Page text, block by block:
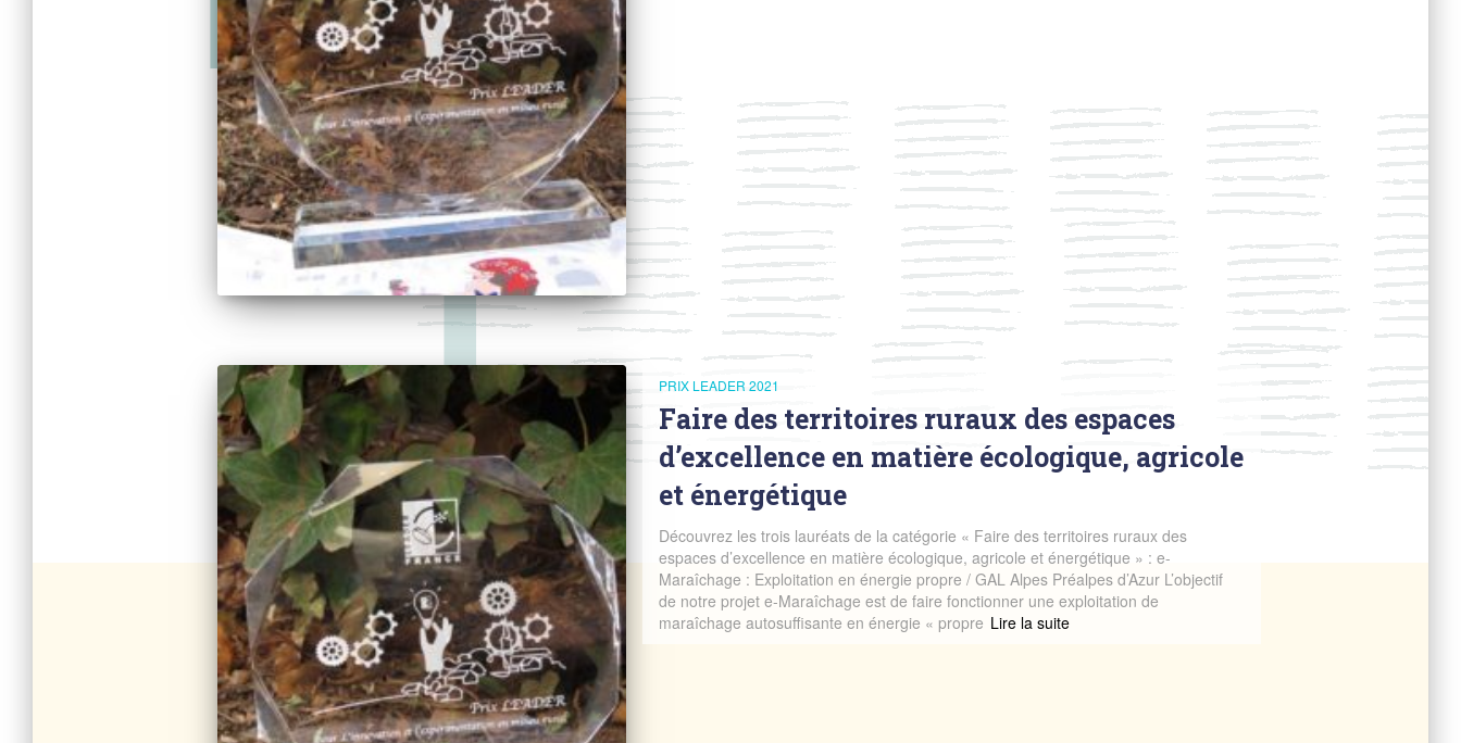
PRIX LEADER 2021
Faire des territoires ruraux des espaces
d’excellence en matière écologique, agricole
et énergétique
Découvrez les trois lauréats de la catégorie « Faire des territoires ruraux des
espaces d’excellence en matière écologique, agricole et énergétique » : e-
Maraîchage : Exploitation en énergie propre / GAL Alpes Préalpes d’Azur L’objectif
de notre projet e-Maraîchage est de faire fonctionner une exploitation de
maraîchage autosuffisante en énergie « propre Read more